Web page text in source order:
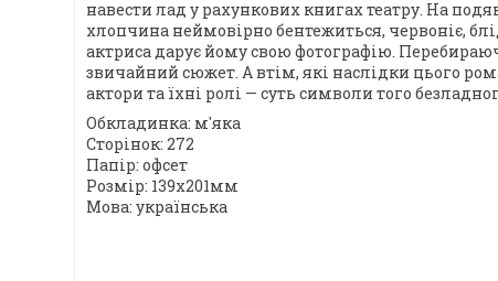
навести лад у рахункових книгах театру. На
хлопчина неймовірно бентежиться, червоніє,
актриса дарує йому свою фотографію.
звичайний сюжет. А втім, які наслідки цього
актори та їхні ролі — суть символи того
Обкладинка: м'яка
Сторінок: 272
Папір: офсет
Розмір: 139х201мм
Мова: українська